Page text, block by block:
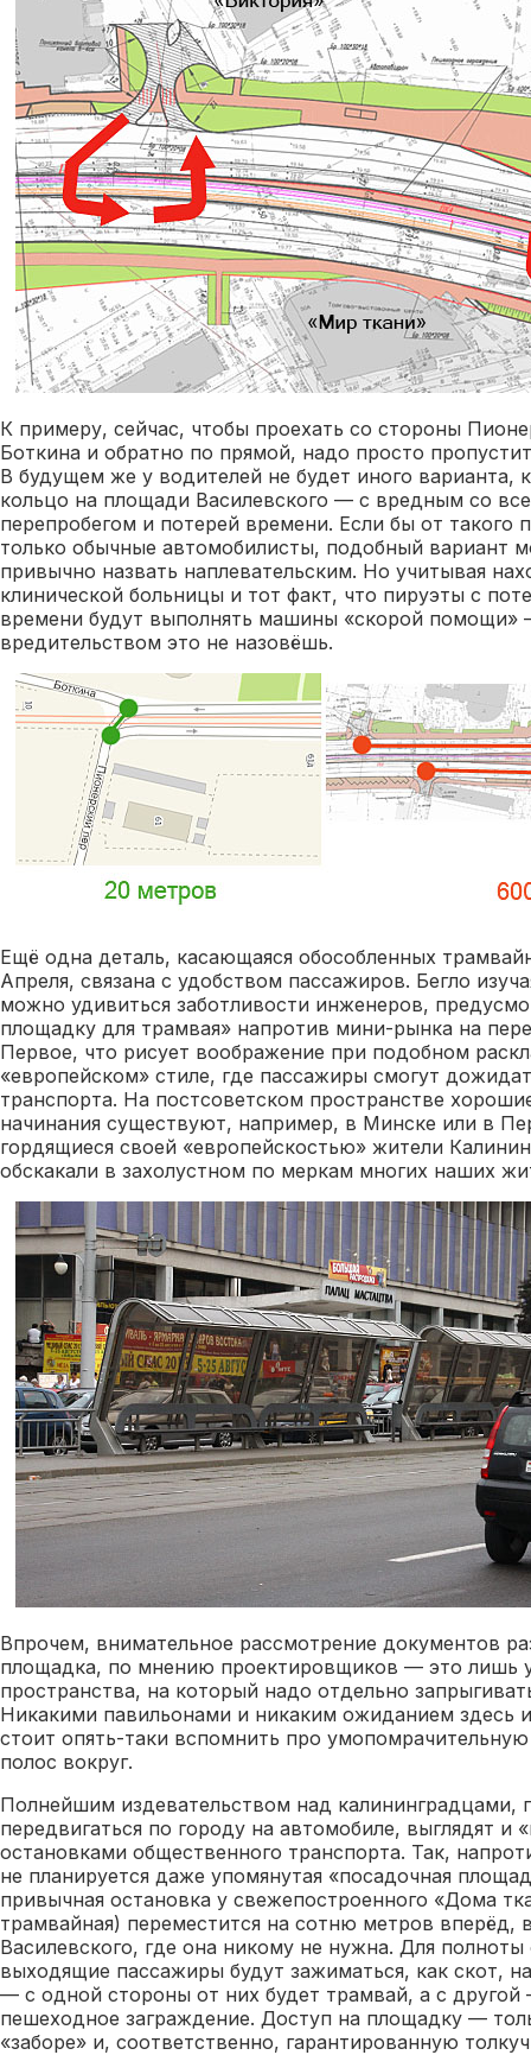
К примеру, сейчас, чтобы проехать со стороны
Боткина и обратно по прямой, надо просто
В будущем же у водителей не будет иного варианта,
кольцо на площади Василевского — с вредным со
перепробегом и потерей времени. Если бы от такого
только обычные автомобилисты, подобный вариант
привычно назвать наплевательским. Но учитывая
клинической больницы и тот факт, что пируэты с
времени будут выполнять машины «скорой помощи»
вредительством это не назовёшь.
Ещё одна деталь, касающаяся обособленных
Апреля, связана с удобством пассажиров. Бегло
можно удивиться заботливости инженеров,
площадку для трамвая» напротив мини-рынка на
Первое, что рисует воображение при подобном
«европейском» стиле, где пассажиры смогут
транспорта. На постсоветском пространстве
начинания существуют, например, в Минске или в
гордящиеся своей «европейскостью» жители
обскакали в захолустном по меркам многих наших
Впрочем, внимательное рассмотрение документов
площадка, по мнению проектировщиков — это лишь
пространства, на который надо отдельно
Никакими павильонами и никаким ожиданием здесь
стоит опять-таки вспомнить про
полос вокруг.
Полнейшим издевательством над калининградцами,
передвигаться по городу на автомобиле, выглядят и
остановками общественного транспорта. Так,
не планируется даже упомянутая «посадочная
привычная остановка у свежепостроенного «Дома
трамвайная) переместится на сотню метров вперёд,
Василевского, где она никому не нужна. Для
выходящие пассажиры будут зажиматься, как скот,
— с одной стороны от них будет трамвай, а с другой
пешеходное заграждение. Доступ на площадку —
«заборе» и, соответственно, гарантированную